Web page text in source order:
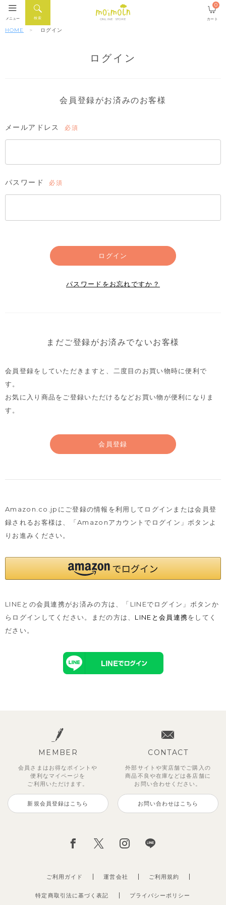
ONLINE STORE
検索
メニュー カート
0
HOME ログイン
ログイン
会員登録がお済みのお客様
メールアドレス
須)
パスワード
須)
ログイン
パスワードをお忘れですか？
まだご登録がお済みでないお客様
会員登録をしていただきますと、二度目のお買い物時に便利で
す。
お気に入り商品をご登録いただけるなどお買い物が便利になりま
す。
会員登録
Amazon.co.jpにご登録の情報を利用してログインまたは会員登
録されるお客様は、
「Amazonアカウントでログイン」ボタンよ
りお進みください。
LINEとの会員連携がお済みの方は、「LINEでログイン」ボタンか
らログインしてください。まだの方は、 LINEと会員連携をしてく
ださい。
MEMBER
会員さまはお得なポイントや
便利な マイページを
ご利用いただけます。
新規会員登録はこちら
CONTACT
外部サイトや実店舗でご購入の
商品不良や在庫などは各店舗に
お問い合わせください。
お問い合わせはこちら
ご利用ガイド 運営会社
特定商取引法に基づく表記 プライバシーポリシー
ご利用規約